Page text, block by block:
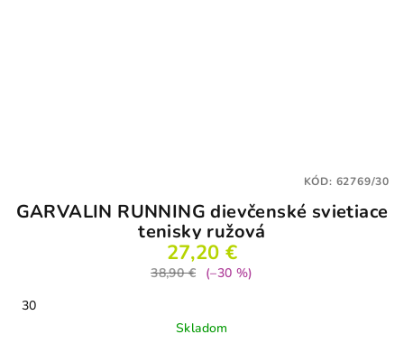
GARVALIN RUNNING dievčenské svietiace
tenisky ružová
27,20 €
38,90 €
(–30 %)
30
Skladom
KÓD: 62769/30